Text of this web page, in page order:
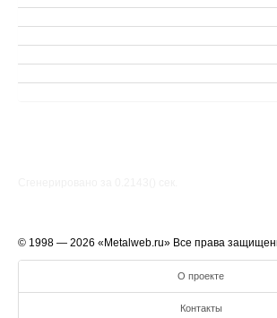
© 1998 — 2026 «Metalweb.ru» Все права
О проекте
Контакты